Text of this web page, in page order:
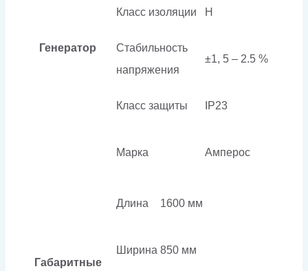
Генератор
Класс изоляции H
Стабильность
напряжения
±1, 5 – 2.5 %
Класс защиты IP23
Марка Амперос
Габаритные
Длина 1600 мм
Ширина 850 мм